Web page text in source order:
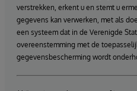
verstrekken, erkent u en stemt u
gegevens kan verwerken, met als
een systeem dat in de Verenigde
overeenstemming met de
gegevensbescherming wordt